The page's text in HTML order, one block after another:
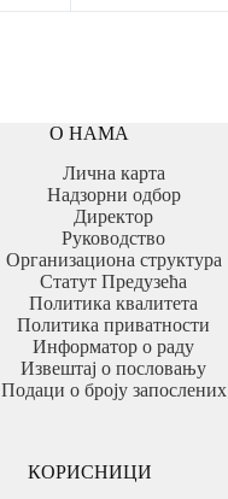
О НАМА
Лична карта
Надзорни одбор
Директор
Руководство
Организациона структура
Статут Предузећа
Политика квалитета
Политика приватности
Информатор о раду
Извештај о пословању
Подаци о броју запослених
КОРИСНИЦИ